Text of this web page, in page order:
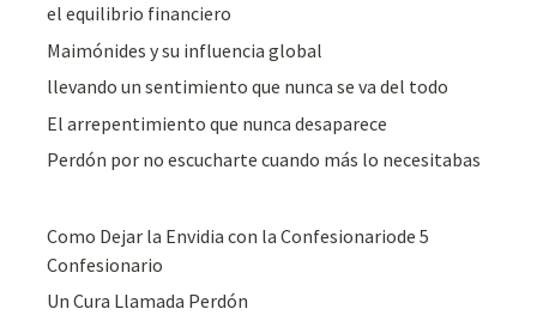
el equilibrio financiero
Maimónides y su influencia global
llevando un sentimiento que nunca se va del todo
El arrepentimiento que nunca desaparece
Perdón por no escucharte cuando más lo necesitabas
Como Dejar la Envidia con la Confesionariode 5
Confesionario
Un Cura Llamada Perdón